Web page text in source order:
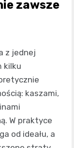
zawsze
z jednej
kilku
kaszami,
W praktyce
od ideału, a